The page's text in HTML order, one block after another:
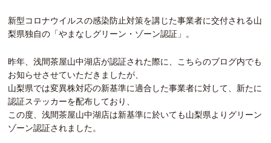
新型コロナウイルスの感染防止対策を講じた事業者に交付される山
梨県独自の「やまなしグリーン・ゾーン認証」。
昨年、浅間茶屋山中湖店が認証された際に、 こちらのブログ内でも
お知らせさせていただきましたが、
山梨県では変異株対応の新基準に適合した事業者に対して、新たに
認証ステッカーを配布しており、
この度、浅間茶屋山中湖店は新基準に於いても山梨県よりグリーン
ゾーン認証されました。